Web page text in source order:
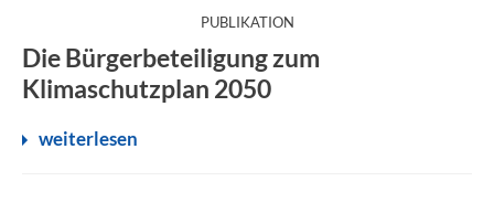
PUBLIKATION:
Die Bürgerbeteiligung zum
Klimaschutzplan 2050
Das Bundesumweltministerium holte zur Erarbeitung
weiterlesen